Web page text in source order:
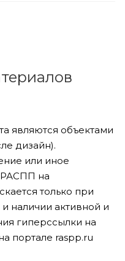
являются объектами
дизайн).
или иное
РАСПП на
только при
наличии активной и
гиперссылки на
портале raspp.ru